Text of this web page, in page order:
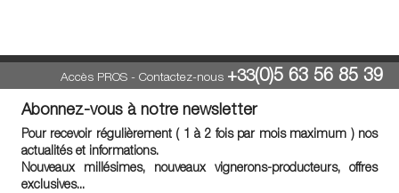
Accès PROS- Contactez-nous +33(0)5 63 56 85 39
Abonnez-vous à notre newsletter
Pour recevoir régulièrement ( 1 à 2 fois par mois maximum ) nos
actualités et informations.
Nouveaux millésimes, nouveaux vignerons-producteurs, offres
exclusives...